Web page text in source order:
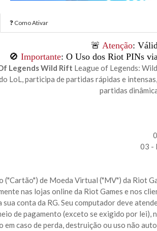
❓ Como Ativar
🚨 Atenção:
🚫 Importante: O Uso dos Riot PINs
Legends Wild Rift League of Legends:
LoL, participa de partidas rápidas e
partidas
03 -
("Cartão") de Moeda Virtual ("MV") da Riot
nas lojas online da Riot Games e nos
sua conta da RG. Seu computador deve
de pagamento (exceto se exigido por lei),
em caso de perda, destruição ou uso não